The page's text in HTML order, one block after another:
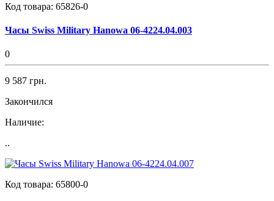
Код товара: 65826-0
Часы Swiss Military Hanowa 06-4224.04.003
0
9 587 грн.
Закончился
Наличие:
..
Код товара: 65800-0